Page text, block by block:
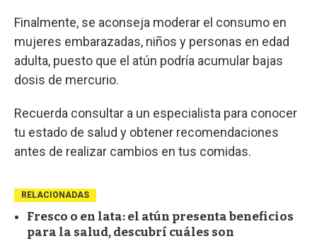
Finalmente, se aconseja moderar el consumo en
mujeres embarazadas, niños y personas en edad
adulta, puesto que el atún podría acumular bajas
dosis de mercurio.
Recuerda consultar a un especialista para conocer
tu estado de salud y obtener recomendaciones
antes de realizar cambios en tus comidas.
RELACIONADAS
Fresco o en lata: el atún presenta beneficios
para la salud, descubrí cuáles son